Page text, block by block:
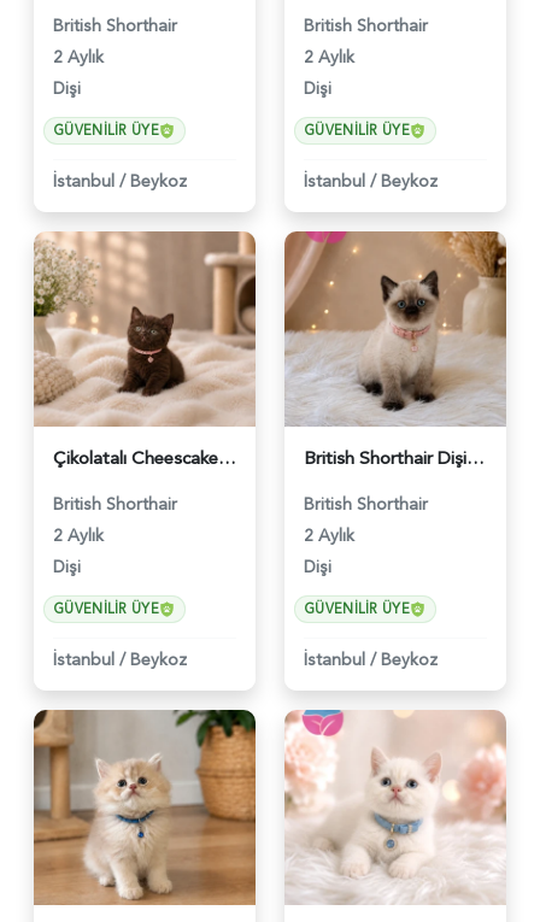
British Shorthair
2 Aylık
Dişi
GÜVENILIR ÜYE
İstanbul / Beykoz
British Shorthair
2 Aylık
Dişi
GÜVENILIR ÜYE
İstanbul / Beykoz
Çikolatalı Cheescake British Shorthair Dişi Yavrumuz - 4902
British Shorthair
2 Aylık
Dişi
GÜVENILIR ÜYE
İstanbul / Beykoz
British Shorthair Dişi Yavrumuz 2 Aylık - 4647
British Shorthair
2 Aylık
Dişi
GÜVENILIR ÜYE
İstanbul / Beykoz